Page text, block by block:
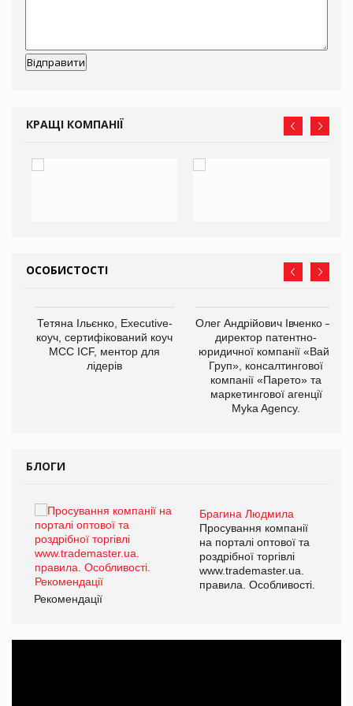
КРАЩІ КОМПАНІЇ
ОСОБИСТОСТІ
Тетяна Ільєнко, Executive-
коуч, сертифікований коуч
МСС ICF, ментор для
лідерів
Олег Андрійович Івченко —
директор патентно-
юридичної компанії «Вайз
Груп», консалтингової
компанії «Парето» та
маркетингової агенції
Myka Agency.
БЛОГИ
Брагина Людмила
Просування компанії
на порталі оптової та
роздрібної торгівлі
www.trademaster.ua.
правила. Особливості.
Рекомендації